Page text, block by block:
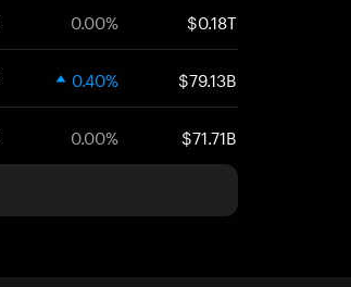
0.00% $0.18T
0.40% $79.13B
0.00% $71.71B